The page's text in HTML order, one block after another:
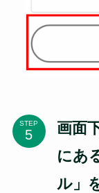
STEP
画面
にあ
ル」